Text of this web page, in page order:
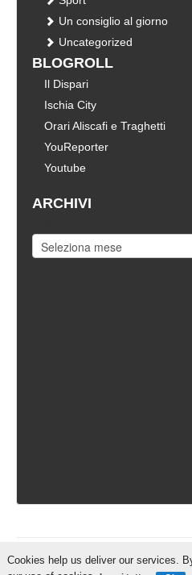
Un consiglio al giorno
Uncategorized
BLOGROLL
Il Dispari
Ischia City
Orari Aliscafi e Traghetti
YouReporter
Youtube
ARCHIVI
IschiaReporter.it -
Cookies help us deliver our services.